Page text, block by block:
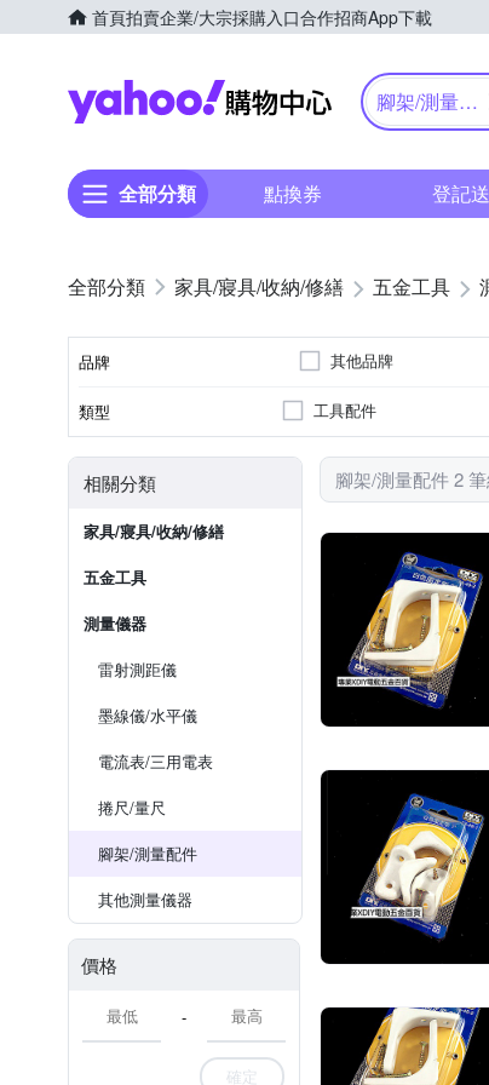
首頁拍賣企業/大宗採購入口合作招商App下載
Yahoo購物中心
腳架/測量配
全部分類 點換券 登記送
家具/寢具/收納/修繕 五金工具
品牌 其他品牌
類型 工具配件
相關分類
家具/寢具/收納/修繕
五金工具
測量儀器
雷射測距儀
墨線儀/水平儀
電流表/三用電表
捲尺/量尺
腳架/測量配件
其他測量儀器
價格
-
確定
腳架/測量配件 2